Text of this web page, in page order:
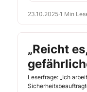
23.10.2025·1 Min
„Reicht
Leserfrage: „Ich